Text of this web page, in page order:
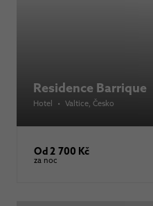
Residence Barrique
Hotel • Valtice , Česko
Od 2 700 Kč
za noc